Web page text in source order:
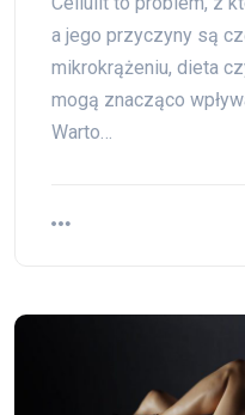
a jego przyczyny są
mikrokrążeniu, dieta
mogą znacząco
Warto…